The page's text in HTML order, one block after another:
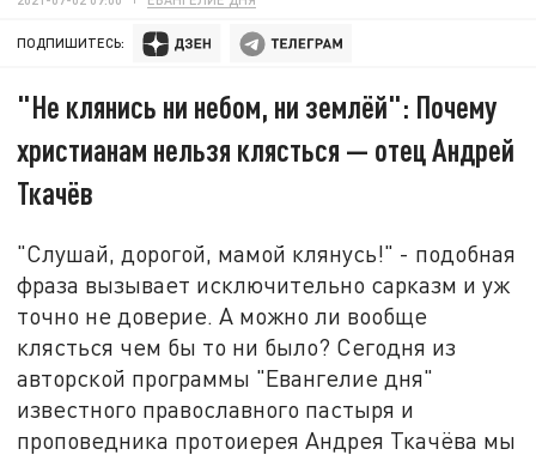
ПОДПИШИТЕСЬ:
"Не клянись ни небом, ни землёй": Почему
христианам нельзя клясться — отец Андрей
Ткачёв
"Слушай, дорогой, мамой клянусь!" - подобная
фраза вызывает исключительно сарказм и уж
точно не доверие. А можно ли вообще
клясться чем бы то ни было? Сегодня из
авторской программы "Евангелие дня"
известного православного пастыря и
проповедника протоиерея Андрея Ткачёва мы